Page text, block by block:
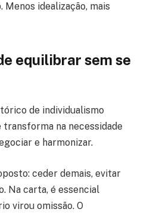
idealização, mais
equilibrar sem se
de individualismo
transforma na necessidade
e harmonizar.
ceder demais, evitar
Na carta, é essencial
virou omissão. O